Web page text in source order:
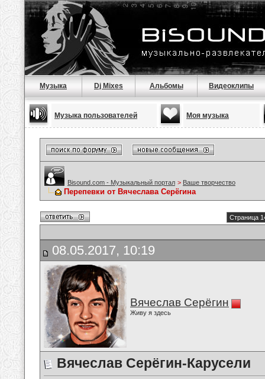
Музыка Dj Mixes Альбомы Видеоклипы
Музыка пользователей Моя музыка
Bisound.com - Музыкальный портал > Ваше творчество
Перепевки от Вячеслава Серёгина
Страница
08.05.2017, 10:19
Вячеслав Серёгин
Живу я здесь
Вячеслав Серёгин-Карусели